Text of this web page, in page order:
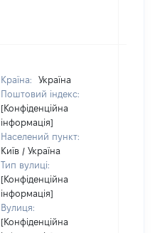
Країна:
Україна
Поштовий індекс:
[Конфіденційна
інформація]
Населений пункт:
Київ / Україна
Тип вулиці:
[Конфіденційна
інформація]
Вулиця:
[Конфіденційна